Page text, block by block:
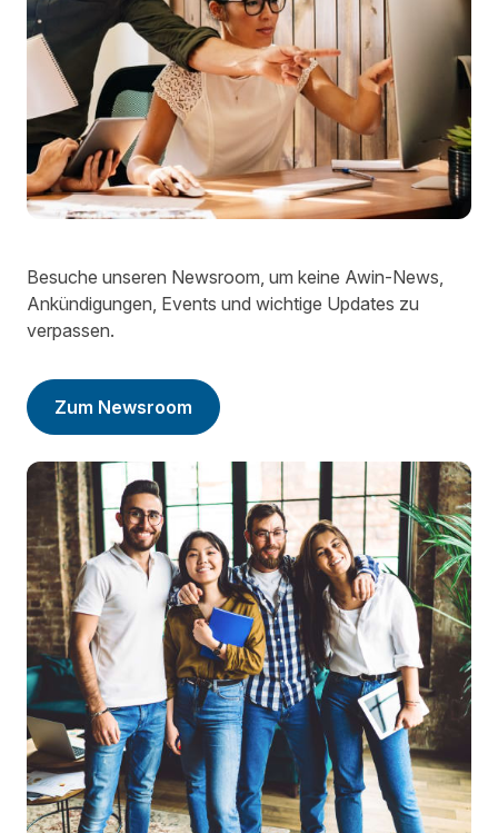
Besuche unseren Newsroom, um keine Awin-News,
Ankündigungen, Events und wichtige Updates zu
verpassen.
Zum Newsroom